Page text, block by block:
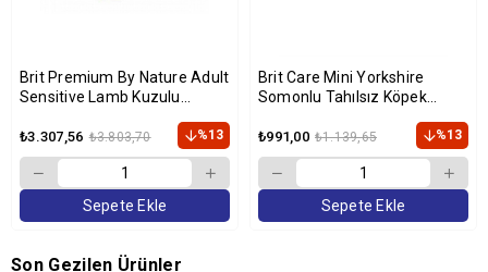
Brit Premium By Nature Adult
Sensitive Lamb Kuzulu
₺3.307,56 ₺3.803,70 %13
Sepete Ekle
Brit Care Mini Yorkshire
Somonlu Tahılsız Köpek
₺991,00 ₺1.139,65 %13
Sepete Ekle
Son Gezilen Ürünler